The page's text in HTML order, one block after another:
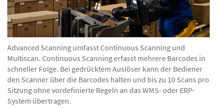
Advanced Scanning umfasst Continuous Scanning und
Multiscan. Continuous Scanning erfasst mehrere Barcodes in
schneller Folge. Bei gedrücktem Auslöser kann der Bediener
den Scanner über die Barcodes halten und bis zu 10 Scans pro
Sitzung ohne vordefinierte Regeln an das WMS- oder ERP-
System übertragen.